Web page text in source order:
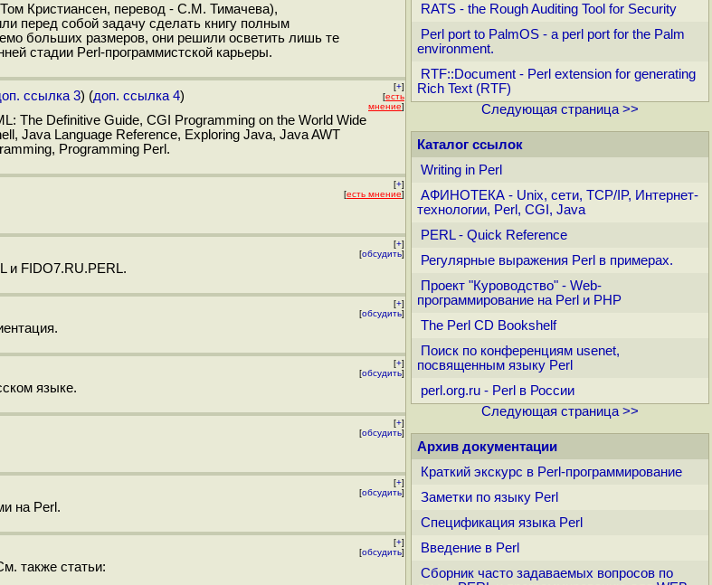
Кристиансен, перевод - C.M. Тимачева),
перед собой задачу сделать книгу полным
больших размеров, они решили осветить лишь те
стадии Perl-программистской карьеры.
ссылка 3) (доп. ссылка 4)
[+]
[есть
мнение]
The Definitive Guide, CGI Programming on the World Wide
Java Language Reference, Exploring Java, Java AWT
Programming Perl.
[+]
[есть мнение]
[+]
[обсудить]
и FIDO7.RU.PERL.
[+]
[обсудить]
[+]
[обсудить]
языке.
[+]
[обсудить]
[+]
[обсудить]
на Perl.
[+]
[обсудить]
также статьи:
RATS - the Rough Auditing Tool for Security
Perl port to PalmOS - a perl port for the Palm
environment.
RTF::Document - Perl extension for generating
Rich Text (RTF)
Следующая страница >>
Каталог ссылок
Writing in Perl
АФИНОТЕКА - Unix, сети, TCP/IP, Интернет-
технологии, Perl, CGI, Java
PERL - Quick Reference
Регулярные выражения Perl в примерах.
Проект "Куроводство" - Web-
программирование на Perl и PHP
The Perl CD Bookshelf
Поиск по конференциям usenet,
посвященным языку Perl
perl.org.ru - Perl в России
Следующая страница >>
Архив документации
Краткий экскурс в Perl-программирование
Заметки по языку Perl
Спецификация языка Perl
Введение в Perl
Cборник часто задаваемых вопросов по